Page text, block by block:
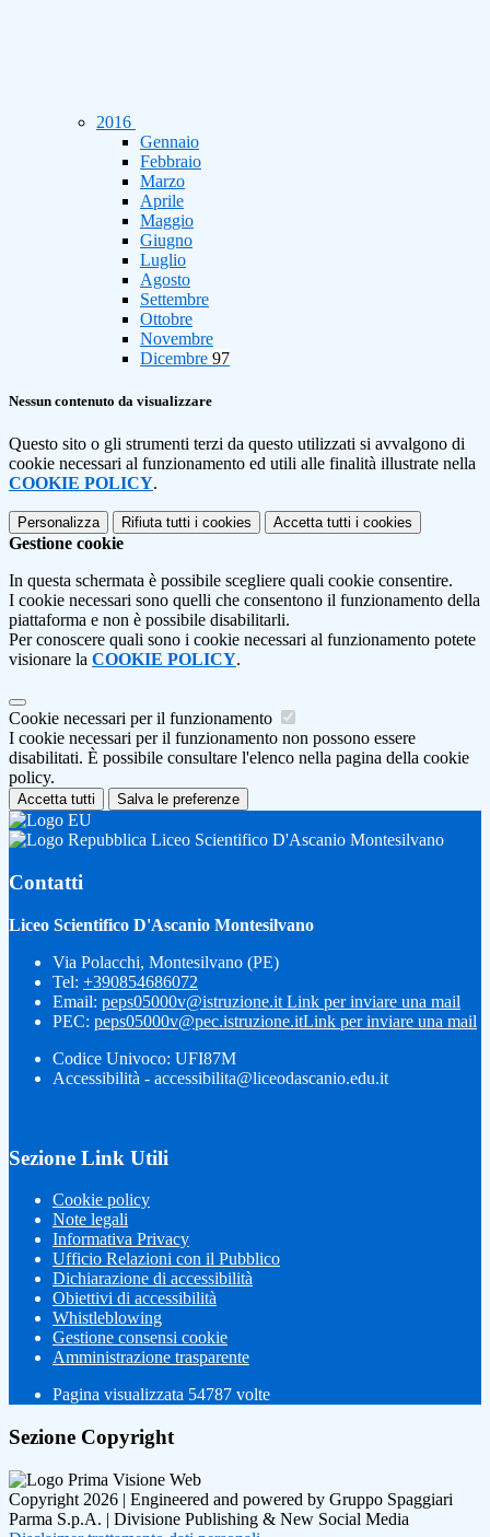
2016
Gennaio
Febbraio
Marzo
Aprile
Maggio
Giugno
Luglio
Agosto
Settembre
Ottobre
Novembre
Dicembre 97
Nessun contenuto da visualizzare
Questo sito o gli strumenti terzi da questo utilizzati si avvalgono di
cookie necessari al funzionamento ed utili alle finalità illustrate nella
COOKIE POLICY.
Personalizza Rifiuta tutti i cookies Accetta tutti i cookies
Gestione cookie
In questa schermata è possibile scegliere quali cookie consentire.
I cookie necessari sono quelli che consentono il funzionamento della
piattaforma e non è possibile disabilitarli.
Per conoscere quali sono i cookie necessari al funzionamento potete
visionare la COOKIE POLICY.
Cookie necessari per il funzionamento
I cookie necessari per il funzionamento non possono essere
disabilitati. È possibile consultare l'elenco nella pagina della cookie
policy.
Accetta tutti Salva le preferenze
Liceo Scientifico D'Ascanio Montesilvano
Contatti
Liceo Scientifico D'Ascanio Montesilvano
Via Polacchi, Montesilvano (PE)
Tel: +390854686072
Email: peps05000v@istruzione.it Link per inviare una mail
PEC: peps05000v@pec.istruzione.itLink per inviare una mail
Codice Univoco: UFI87M
Accessibilità - accessibilita@liceodascanio.edu.it
Sezione Link Utili
Cookie policy
Note legali
Informativa Privacy
Ufficio Relazioni con il Pubblico
Dichiarazione di accessibilità
Obiettivi di accessibilità
Whistleblowing
Gestione consensi cookie
Amministrazione trasparente
Pagina visualizzata 54787 volte
Sezione Copyright
Copyright 2026 | Engineered and powered by Gruppo Spaggiari
Parma S.p.A. | Divisione Publishing & New Social Media